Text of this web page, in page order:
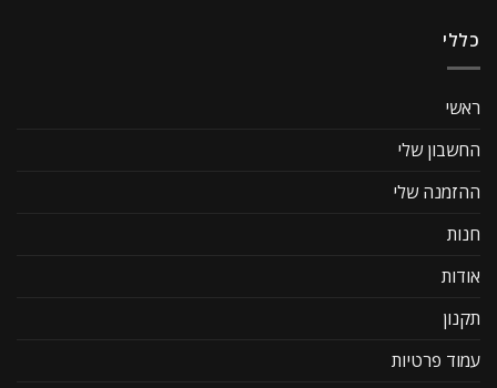
כללי
ראשי
החשבון שלי
ההזמנה שלי
חנות
אודות
תקנון
עמוד פרטיות